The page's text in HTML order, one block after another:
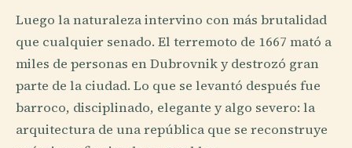
Luego la naturaleza intervino con más brutalidad
que cualquier senado. El terremoto de 1667 mató a
miles de personas en Dubrovnik y destrozó gran
parte de la ciudad. Lo que se levantó después fue
barroco, disciplinado, elegante y algo severo: la
arquitectura de una república que se reconstruye